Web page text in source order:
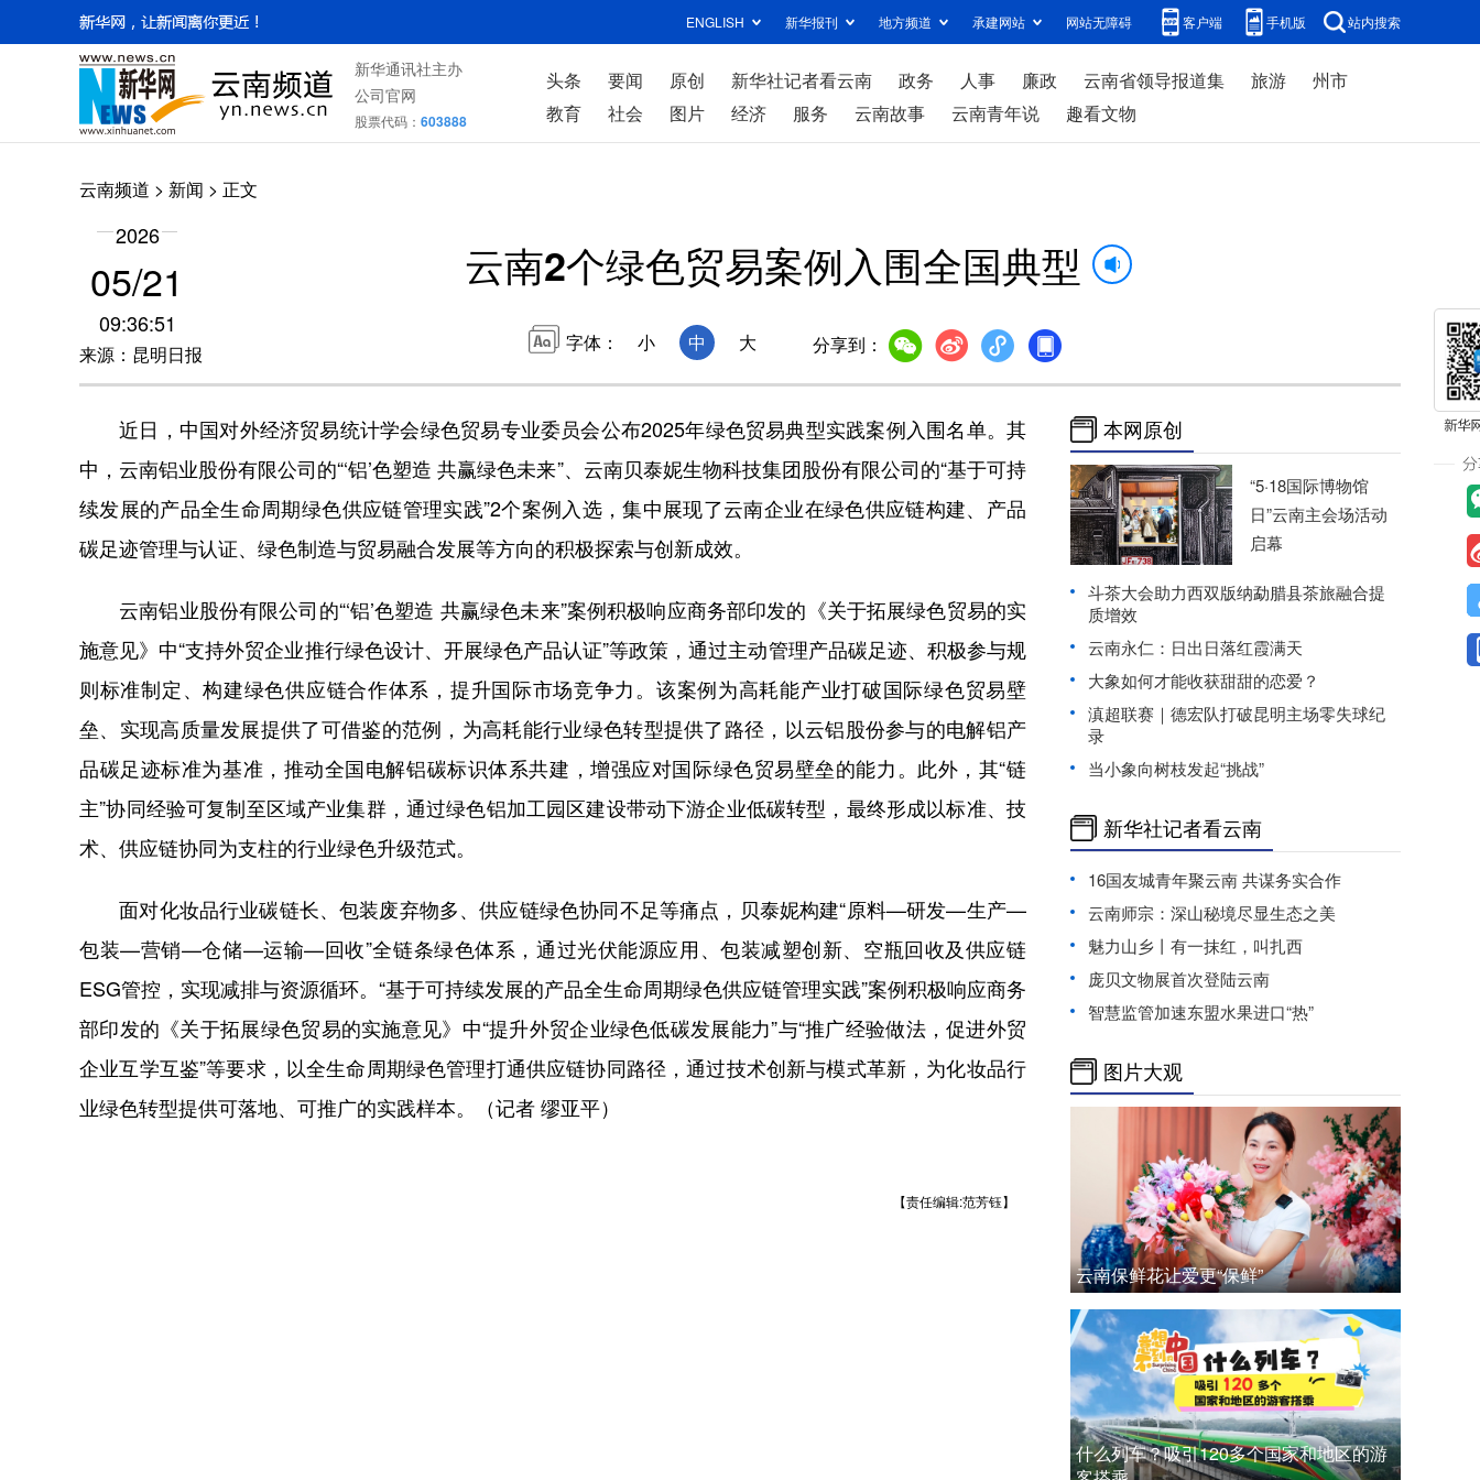
ENGLISH 新华报刊 地方频道 承建网站 网站无障碍 客户端 手机版 站内搜索
新华通讯社主办
公司官网
股票代码： 603888
头条 要闻 原创 新华社记者看云南 政务 人事 廉政 云南省领导报道集 旅游
州市
教育
社会 图片 经济 服务 云南故事 云南青年说 趣看文物
云南频道 > 新闻 > 正文
2026
05/21
09:36:51
来源：昆明日报
云南2个绿色贸易案例入围全国典型
字体： 小 中 大 分享到：
近日，中国对外经济贸易统计学会绿色贸易专业委员会公布2025年绿色贸易典型实践案例入围名单。其
中，云南铝业股份有限公司的“‘铝’色塑造 共赢绿色未来”、云南贝泰妮生物科技集团股份有限公司的“基于可持
续发展的产品全生命周期绿色供应链管理实践”2个案例入选，集中展现了云南企业在绿色供应链构建、产品
碳足迹管理与认证、绿色制造与贸易融合发展等方向的积极探索与创新成效。
云南铝业股份有限公司的“‘铝’色塑造 共赢绿色未来”案例积极响应商务部印发的《关于拓展绿色贸易的实
施意见》中“支持外贸企业推行绿色设计、开展绿色产品认证”等政策，通过主动管理产品碳足迹、积极参与规
则标准制定、构建绿色供应链合作体系，提升国际市场竞争力。该案例为高耗能产业打破国际绿色贸易壁
垒、实现高质量发展提供了可借鉴的范例，为高耗能行业绿色转型提供了路径，以云铝股份参与的电解铝产
品碳足迹标准为基准，推动全国电解铝碳标识体系共建，增强应对国际绿色贸易壁垒的能力。此外，其“链
主”协同经验可复制至区域产业集群，通过绿色铝加工园区建设带动下游企业低碳转型，最终形成以标准、技
术、供应链协同为支柱的行业绿色升级范式。
面对化妆品行业碳链长、包装废弃物多、供应链绿色协同不足等痛点，贝泰妮构建“原料—研发—生产—
包装—营销—仓储—运输—回收”全链条绿色体系，通过光伏能源应用、包装减塑创新、空瓶回收及供应链
ESG管控，实现减排与资源循环。“基于可持续发展的产品全生命周期绿色供应链管理实践”案例积极响应商务
部印发的《关于拓展绿色贸易的实施意见》中“提升外贸企业绿色低碳发展能力”与“推广经验做法，促进外贸
企业互学互鉴”等要求，以全生命周期绿色管理打通供应链协同路径，通过技术创新与模式革新，为化妆品行
业绿色转型提供可落地、可推广的实践样本。（记者 缪亚平）
【责任编辑:范芳钰】
本网原创
“5·18国际博物馆
日”云南主会场活动
启幕
斗茶大会助力西双版纳勐腊县茶旅融合提
质增效
云南永仁：日出日落红霞满天
大象如何才能收获甜甜的恋爱？
滇超联赛｜德宏队打破昆明主场零失球纪
录
当小象向树枝发起“挑战”
新华社记者看云南
16国友城青年聚云南 共谋务实合作
云南师宗：深山秘境尽显生态之美
魅力山乡丨有一抹红，叫扎西
庞贝文物展首次登陆云南
智慧监管加速东盟水果进口“热”
图片大观
云南保鲜花让爱更“保鲜”
什么列车？吸引120多个国家和地区的游